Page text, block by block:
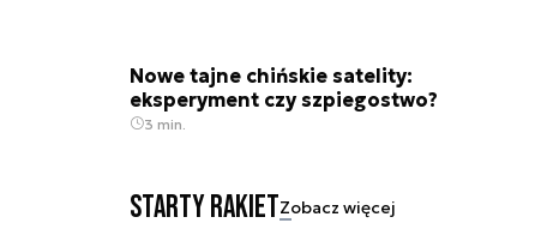
Nowe tajne chińskie satelity:
eksperyment czy szpiegostwo?
3 min.
Starty rakietZobacz więcej